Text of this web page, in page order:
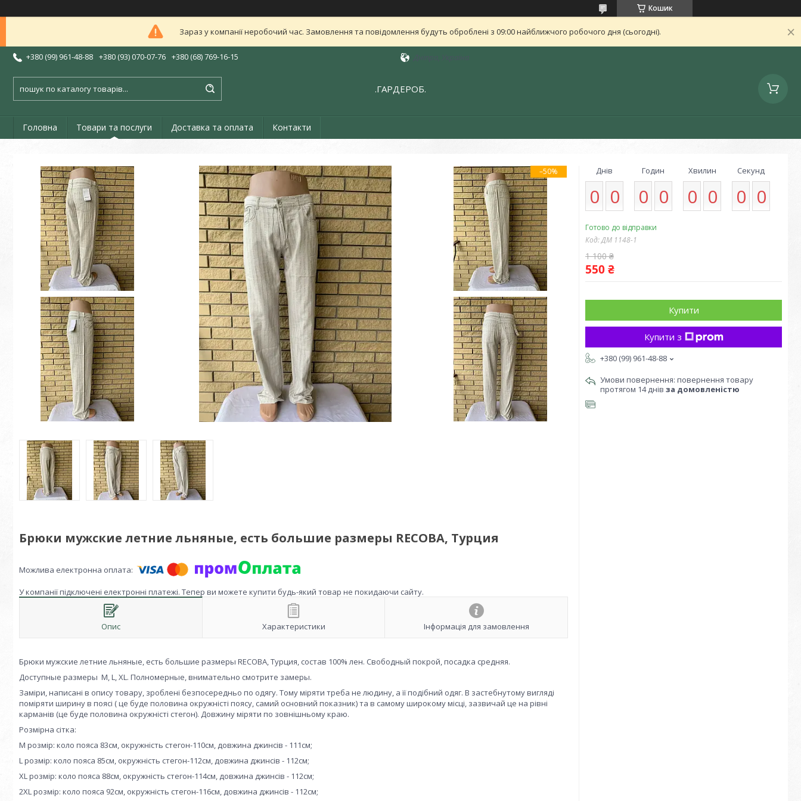
Кошик
Зараз у компанії неробочий час. Замовлення та повідомлення будуть оброблені з 09:00 найближчого робочого дня (сьогодні).
+380 (99) 961-48-88 +380 (93) 070-07-76 +380 (68) 769-16-15
.ГАРДЕРОБ.
Головна Товари та послуги Доставка та оплата Контакти
–50%
Брюки мужские летние льняные, есть большие размеры RECOBA, Турция
У компанії підключені електронні платежі. Тепер ви можете купити будь-який товар не покидаючи сайту.
Опис Характеристики Інформація для замовлення
Брюки мужские летние льняные, есть большие размеры RECOBA, Турция, состав 100% лен. Свободный покрой, посадка средняя.
Доступные размеры M, L, XL. Полномерные, внимательно смотрите замеры.
Заміри, написані в опису товару, зроблені безпосередньо по одягу. Тому міряти треба не людину, а її подібний одяг. В застебнутому вигляді
поміряти ширину в поясі ( це буде половина окружністі поясу, самий основний показник) та в самому широкому місці, зазвичай це на рівні
карманів (це буде половина окружністі стегон). Довжину міряти по зовнішньому краю.
Розмірна сітка:
M розмір: коло пояса 83см, окружність стегон-110см, довжина джинсів - 111см;
L розмір: коло пояса 85см, окружність стегон-112см, довжина джинсів - 112см;
XL розмір: коло пояса 88см, окружність стегон-114см, довжина джинсів - 112см;
2XL розмір: коло пояса 92см, окружність стегон-116см, довжина джинсів - 112см;
Днів
0 0
Годин
0 0
Хвилин
0 0
Секунд
0 0
Готово до відправки
Код:ДМ 1148-1
1 100 ₴
550 ₴
Купити
Купити з
+380 (99) 961-48-88
повернення товару
протягом 14 днів за домовленістю